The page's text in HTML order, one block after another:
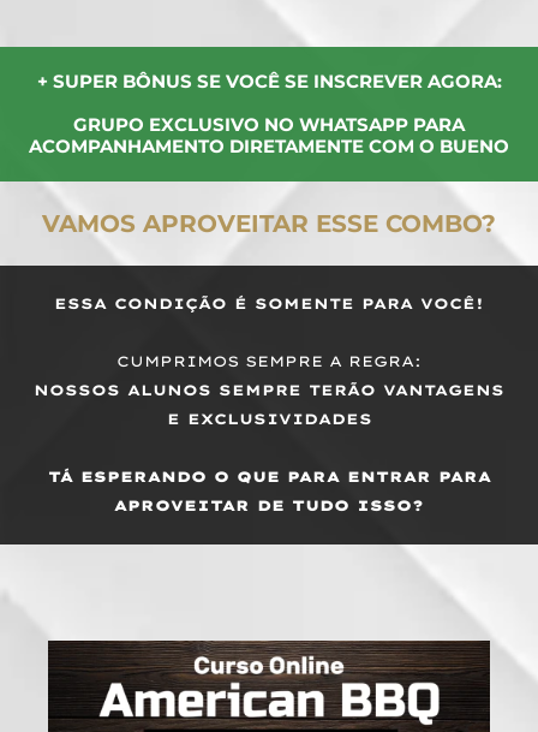
+ SUPER BÔNUS SE VOCÊ SE INSCREVER AGORA:
GRUPO EXCLUSIVO NO WHATSAPP PARA
ACOMPANHAMENTO DIRETAMENTE COM O BUENO
VAMOS APROVEITAR ESSE COMBO?
ESSA CONDIÇÃO É SOMENTE PARA VOCÊ!
CUMPRIMOS SEMPRE A REGRA:
NOSSOS ALUNOS SEMPRE TERÃO VANTAGENS
E EXCLUSIVIDADES
TÁ ESPERANDO O QUE PARA ENTRAR PARA
APROVEITAR DE TUDO ISSO?